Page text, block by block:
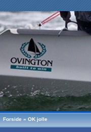
Forside » OK jolle